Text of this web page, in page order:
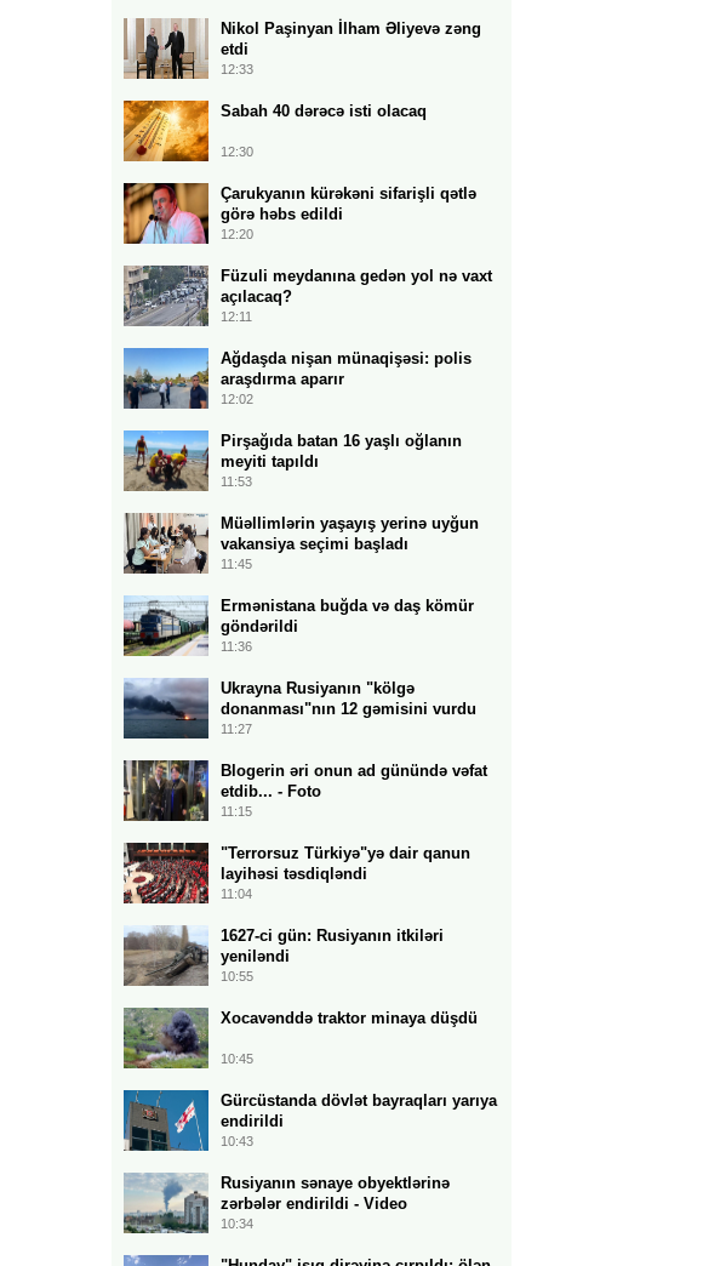
Nikol Paşinyan İlham Əliyevə zəng
etdi
12:33
Sabah 40 dərəcə isti olacaq
12:30
Çarukyanın kürəkəni sifarişli qətlə
görə həbs edildi
12:20
Füzuli meydanına gedən yol nə vaxt
açılacaq?
12:11
Ağdaşda nişan münaqişəsi: polis
araşdırma aparır
12:02
Pirşağıda batan 16 yaşlı oğlanın
meyiti tapıldı
11:53
Müəllimlərin yaşayış yerinə uyğun
vakansiya seçimi başladı
11:45
Ermənistana buğda və daş kömür
göndərildi
11:36
Ukrayna Rusiyanın "kölgə
donanması"nın 12 gəmisini vurdu
11:27
Blogerin əri onun ad günündə vəfat
etdib... - Foto
11:15
"Terrorsuz Türkiyə"yə dair qanun
layihəsi təsdiqləndi
11:04
1627-ci gün: Rusiyanın itkiləri
yeniləndi
10:55
Xocavənddə traktor minaya düşdü
10:45
Gürcüstanda dövlət bayraqları yarıya
endirildi
10:43
Rusiyanın sənaye obyektlərinə
zərbələr endirildi - Video
10:34